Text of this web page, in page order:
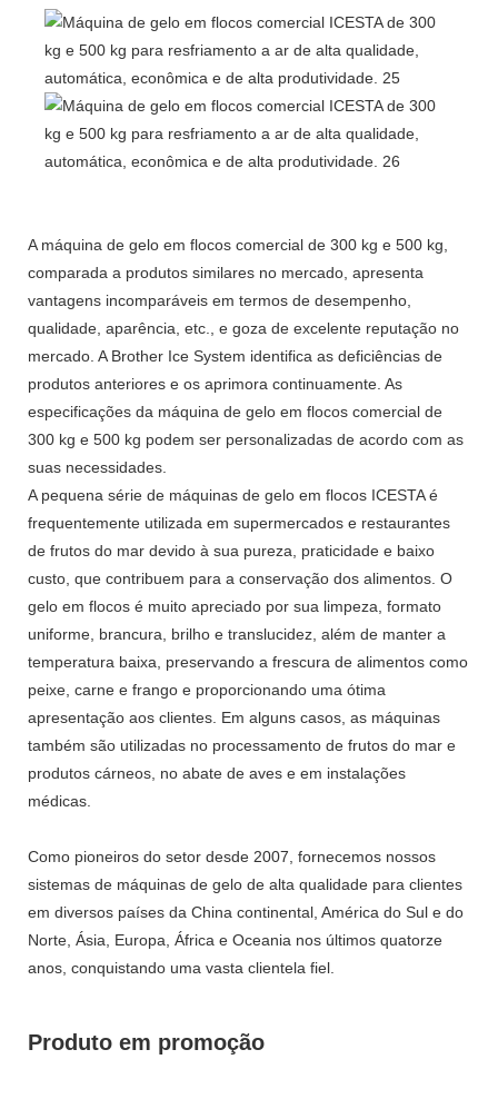
A máquina de gelo em flocos comercial de 300 kg e 500 kg,
comparada a produtos similares no mercado, apresenta
vantagens incomparáveis ​​em termos de desempenho,
qualidade, aparência, etc., e goza de excelente reputação no
mercado. A Brother Ice System identifica as deficiências de
produtos anteriores e os aprimora continuamente. As
especificações da máquina de gelo em flocos comercial de
300 kg e 500 kg podem ser personalizadas de acordo com as
suas necessidades.
A pequena série de máquinas de gelo em flocos ICESTA é
frequentemente utilizada em supermercados e restaurantes
de frutos do mar devido à sua pureza, praticidade e baixo
custo, que contribuem para a conservação dos alimentos. O
gelo em flocos é muito apreciado por sua limpeza, formato
uniforme, brancura, brilho e translucidez, além de manter a
temperatura baixa, preservando a frescura de alimentos como
peixe, carne e frango e proporcionando uma ótima
apresentação aos clientes. Em alguns casos, as máquinas
também são utilizadas no processamento de frutos do mar e
produtos cárneos, no abate de aves e em instalações
médicas.
Como pioneiros do setor desde 2007, fornecemos nossos
sistemas de máquinas de gelo de alta qualidade para clientes
em diversos países da China continental, América do Sul e do
Norte, Ásia, Europa, África e Oceania nos últimos quatorze
anos, conquistando uma vasta clientela fiel.
Produto em promoção